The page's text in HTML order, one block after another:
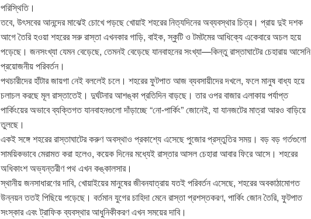
পরিস্থিতি।
তবে, উৎসবের আনন্দের মাঝেই চোখে পড়ছে খোয়াই শহরের নিত্যদিনের অব্যবস্থার চিত্র। প্রায় দুই দশক
আগে তৈরি হওয়া শহরের সরু রাস্তা এখনকার গাড়ি, বাইক, স্কুটি ও টমটমের আধিক্যে একেবারে অচল হয়ে
পড়েছে। জনসংখ্যা যেমন বেড়েছে, তেমনই বেড়েছে যানবাহনের সংখ্যা—কিন্তু রাস্তাঘাটের চেহারায় আসেনি
প্রয়োজনীয় পরিবর্তন।
পথচারীদের হাঁটার জায়গা নেই বললেই চলে। শহরের ফুটপাত আজ ব্যবসায়ীদের দখলে, ফলে মানুষ বাধ্য হয়ে
চলাচল করছে মূল রাস্তাতেই। দুর্ঘটনার আশঙ্কা প্রতিদিন বাড়ছে। তার ওপর বাজার এলাকায় পর্যাপ্ত
পার্কিংয়ের অভাবে ব্যক্তিগত যানবাহনগুলো দাঁড়াচ্ছে “নো-পার্কিং” জোনেই, যা যানজটের মাত্রা আরও বাড়িয়ে
তুলছে।
একই সঙ্গে শহরের রাস্তাঘাটের করুণ অবস্থাও প্রকাশ্যে এসেছে পুজোর প্রস্তুতির সময়। বড় বড় গর্তগুলো
সাময়িকভাবে মেরামত করা হলেও, কয়েক দিনের মধ্যেই রাস্তার আসল চেহারা আবার ফিরে আসে। শহরের
অধিকাংশ অভ্যন্তরীণ পথ এখন কঙ্কালসার।
স্থানীয় জনসাধারণের দাবি, খোয়াইয়ের মানুষের জীবনযাত্রায় যতই পরিবর্তন এসেছে, শহরের অবকাঠামোগত
উন্নয়ন ততই পিছিয়ে পড়েছে। বর্তমান যুগের চাহিদা মেনে রাস্তা প্রশস্তকরণ, পার্কিং জোন তৈরি, ফুটপাত
সংস্কার এবং ট্রাফিক ব্যবস্থার আধুনিকীকরণ এখন সময়ের দাবি।